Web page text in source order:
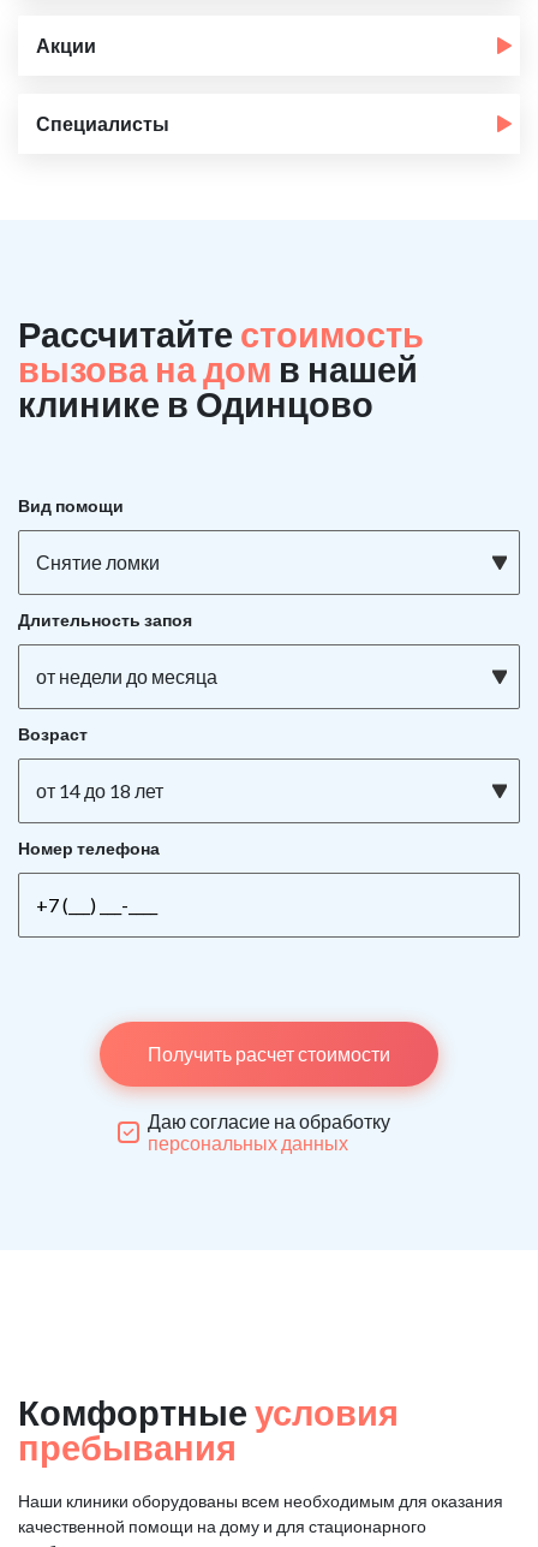
Акции
Специалисты
Рассчитайте стоимость
вызова на дом в нашей
клинике в Одинцово
Вид помощи
Снятие ломки
Длительность запоя
от недели до месяца
Возраст
от 14 до 18 лет
Номер телефона
Получить расчет стоимости
Даю согласие на обработку
персональных данных
Комфортные условия
пребывания
Наши клиники оборудованы всем необходимым для оказания
качественной помощи на дому и для стационарного